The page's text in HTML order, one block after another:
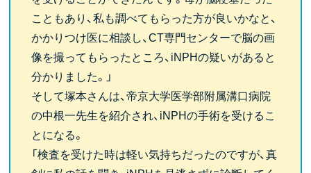
こともあり、私も調べてもらった方が良いかなと、
かかりつけ医に相談し、CT専門センターで脳の画
像を撮ってもらったところ、iNPHの疑いがあると
分かりました。」
そして塚本さんは、帝京大学医学部附属溝口病院
の中根一先生を紹介され、iNPHの手術を受けるこ
とになる。
「検査を受けた時は軽い気持ちだったのですが、真